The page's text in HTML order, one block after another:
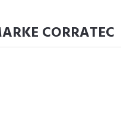
CORRATEC